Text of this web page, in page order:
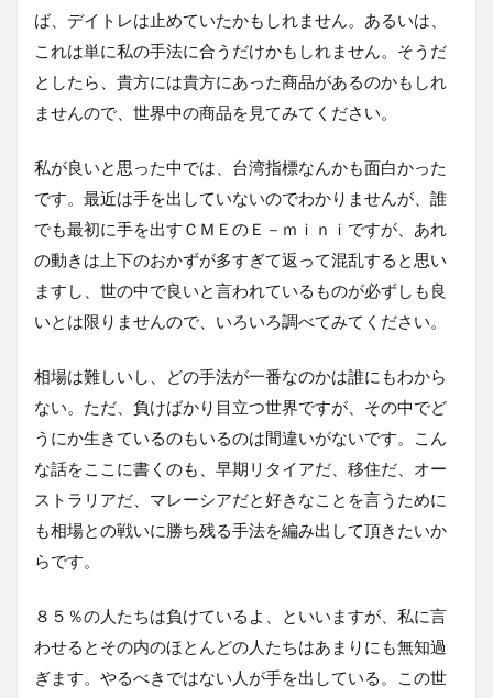
ば、デイトレは止めていたかもしれません。あるいは、
これは単に私の手法に合うだけかもしれません。そうだ
としたら、貴方には貴方にあった商品があるのかもしれ
ませんので、世界中の商品を見てみてください。
私が良いと思った中では、台湾指標なんかも面白かった
です。最近は手を出していないのでわかりませんが、誰
でも最初に手を出すＣＭＥのＥ－ｍｉｎｉですが、あれ
の動きは上下のおかずが多すぎて返って混乱すると思い
ますし、世の中で良いと言われているものが必ずしも良
いとは限りませんので、いろいろ調べてみてください。
相場は難しいし、どの手法が一番なのかは誰にもわから
ない。ただ、負けばかり目立つ世界ですが、その中でど
うにか生きているのもいるのは間違いがないです。こん
な話をここに書くのも、早期リタイアだ、移住だ、オー
ストラリアだ、マレーシアだと好きなことを言うために
も相場との戦いに勝ち残る手法を編み出して頂きたいか
らです。
８５％の人たちは負けているよ、といいますが、私に言
わせるとその内のほとんどの人たちはあまりにも無知過
ぎます。やるべきではない人が手を出している。この世